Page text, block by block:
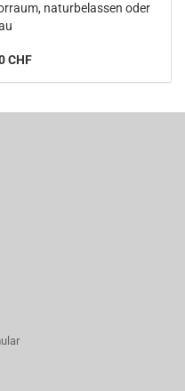
naturbelassen oder
CHF